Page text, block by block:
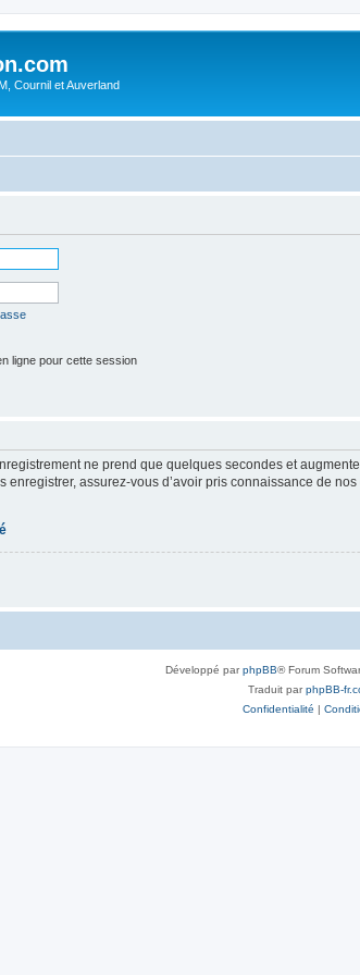
Cournil et Auverland
ligne pour cette session
ne prend que quelques secondes et
assurez-vous d’avoir pris connaissance de
Développé parphpBB® Forum
Traduit parphpBB-
Confidentialité |